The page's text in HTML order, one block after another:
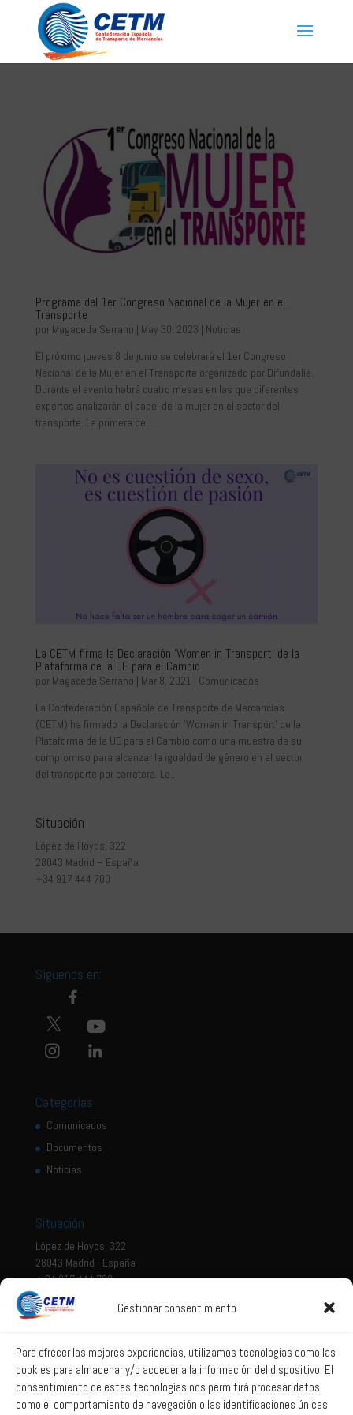
Gestionar consentimiento
Para ofrecer las mejores experiencias, utilizamos tecnologías como las
cookies para almacenar y/o acceder a la información del dispositivo. El
consentimiento de estas tecnologías nos permitirá procesar datos
como el comportamiento de navegación o las identificaciones únicas
Programa del 1er Congreso Nacional de la Mujer en el
Transporte
por Magaceda Serrano | May 30, 2023 | Noticias
El próximo jueves 8 de junio se celebrará el 1er Congreso
Nacional de la Mujer en el Transporte organizado por Difundalia.
Durante el evento habrá cuatro mesas en las que diferentes
expertos analizarán el papel de la mujer en el sector del
transporte. La primera de...
La CETM firma la Declaración ‘Women in Transport’ de la
Plataforma de la UE para el Cambio
por Magaceda Serrano | Mar 8, 2021 | Comunicados
La Confederación Española de Transporte de Mercancías
(CETM) ha firmado la Declaración ‘Women in Transport’ de la
Plataforma de la UE para el Cambio como una muestra de su
compromiso para alcanzar la igualdad de género en el sector
del transporte por carretera. La...
Situación
López de Hoyos, 322
28043 Madrid – España
+34 917 444 700
Síguenos en:
Categorías
Comunicados
Documentos
Noticias
Situación
López de Hoyos, 322
28043 Madrid - España
+ 34 917 444 700
Aviso legal
Política de privacidad
Política de Sistema Interno de Información